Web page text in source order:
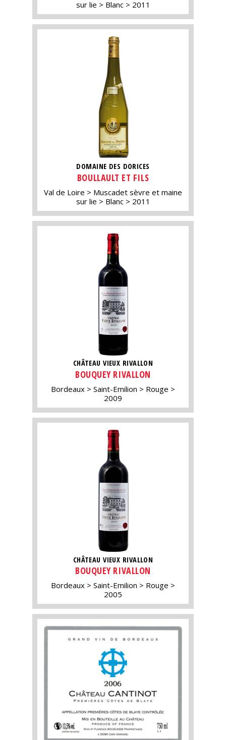
sur lie
Blanc 2011
DOMAINE DES DORICES
BOULLAULT ET FILS
Val de Loire
Muscadet sèvre et maine
sur lie
Blanc 2011
CHÂTEAU VIEUX RIVALLON
BOUQUEY RIVALLON
Bordeaux Saint-Emilion
Rouge
2009
CHÂTEAU VIEUX RIVALLON
BOUQUEY RIVALLON
Bordeaux Saint-Emilion
Rouge
2005